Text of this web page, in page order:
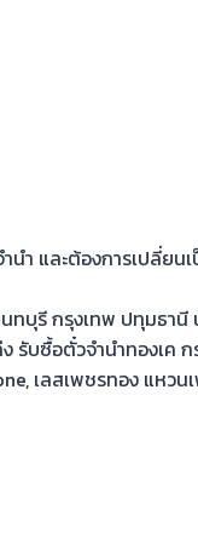
นำ และต้องการเปลี่ยน
ทบุรี กรุงเทพ ปทุมธานี
บซื้อตั๋วจำนำทองเค ก
เลสเพชรทอง แหว